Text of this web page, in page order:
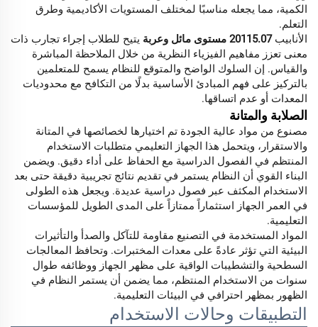
الكمية، مما يجعله مناسبًا لمختلف المستويات الأكاديمية وطرق
التعلم.
الأنابيب20115.07 مستوى مائل وعربة
يتيح للطلاب إجراء تجارب ذات
معنى تعزز مفاهيم الفيزياء النظرية من خلال الملاحظة المباشرة
والقياس. إن السلوك الواضح والمتوقع للنظام يسمح للمتعلمين
بالتركيز على فهم المبادئ الأساسية بدلًا من التكافح مع محدوديات
المعدات أو عدم اتساقها.
الصلابة والمتانة
مصنوع من مواد عالية الجودة تم اختيارها لخصائصها في المتانة
والاستقرار، ويتحمل هذا الجهاز التعليمي متطلبات الاستخدام
المنتظم في الفصول الدراسية مع الحفاظ على أداء دقيق. ويضمن
البناء القوي أن النظام يستمر في تقديم نتائج تجريبية دقيقة حتى بعد
الاستخدام المكثف عبر فصول دراسية عديدة. ويجعل هذه الطولى
في العمر الجهاز استثماراً ممتازاً على المدى الطويل للمؤسسات
التعليمية.
المواد المستخدمة في التصنيع مقاومة للتآكل والصدأ والتأثيرات
البيئية التي تؤثر عادةً على معدات المختبرات. وتحافظ المعالجات
السطحية والتشطيبات الواقية على مظهر الجهاز ووظائفه طوال
سنوات من الاستخدام المنتظم، مما يضمن أن يستمر النظام في
الظهور بمظهر احترافي في البيئات التعليمية.
التطبيقات وحالات الاستخدام